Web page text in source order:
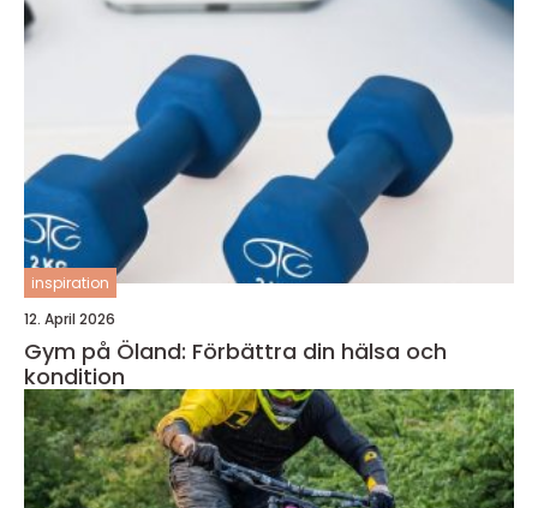
inspiration
12. April 2026
Gym på Öland: Förbättra din hälsa och
kondition